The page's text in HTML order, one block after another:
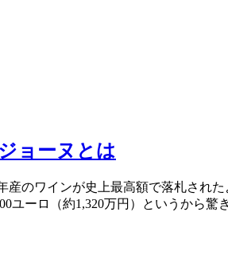
ョーヌとは
のワインが史上最高額で落札され
ーロ（約1,320万円）というから驚